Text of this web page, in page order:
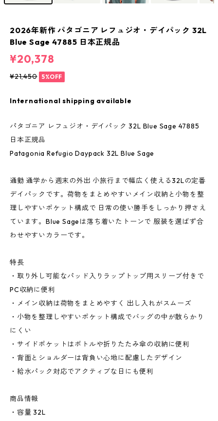
2026年新作 パタゴニア レフュジオ・デイパック 32L
Blue Sage 47885 日本正規品
¥20,378
¥21,450 5%OFF
International shipping available
パタゴニア レフュジオ・デイパック 32L Blue Sage 47885
日本正規品
Patagonia Refugio Daypack 32L Blue Sage
通勤 通学から週末の外出 小旅行まで幅広く使える32Lの定番
デイパックです。荷物をまとめやすいメイン収納と小物を整
理しやすいポケット構成で 日常の使い勝手をしっかり押さえ
ています。Blue Sageは落ち着いたトーンで 服装を選ばず合
わせやすいカラーです。
特長
・取り外し可能なパッド入りラップトップ用スリーブ付きで
PC収納に便利
・メイン収納は荷物をまとめやすく 出し入れがスムーズ
・小物を整理しやすいポケット構成でバッグの中が散らかり
にくい
・サイドポケットはボトルや折りたたみ傘の収納に便利
・背面とショルダーは背負い心地に配慮したデザイン
・給水パック対応でアクティブな日にも便利
商品情報
・容量 32L